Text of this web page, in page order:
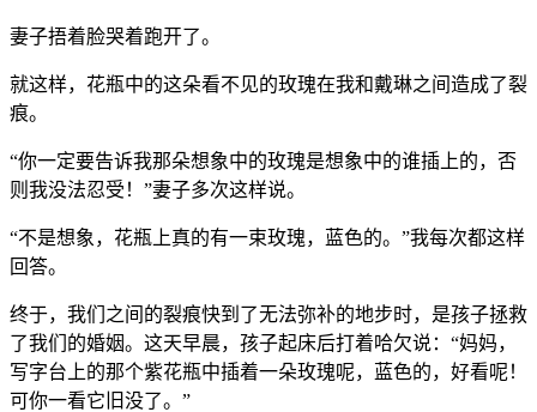
妻子捂着脸哭着跑开了。
就这样，花瓶中的这朵看不见的玫瑰在我和戴琳之间造成了裂
痕。
“你一定要告诉我那朵想象中的玫瑰是想象中的谁插上的，否
则我没法忍受！”妻子多次这样说。
“不是想象，花瓶上真的有一束玫瑰，蓝色的。”我每次都这样
回答。
终于，我们之间的裂痕快到了无法弥补的地步时，是孩子拯救
了我们的婚姻。这天早晨，孩子起床后打着哈欠说：“妈妈，
写字台上的那个紫花瓶中插着一朵玫瑰呢，蓝色的，好看呢！
可你一看它旧没了。”